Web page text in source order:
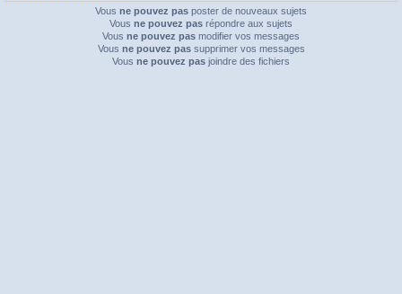
Vous ne pouvez pas poster de nouveaux sujets
Vous ne pouvez pas répondre aux sujets
Vous ne pouvez pas modifier vos messages
Vous ne pouvez passupprimer vos messages
Vous ne pouvez pas joindre des fichiers